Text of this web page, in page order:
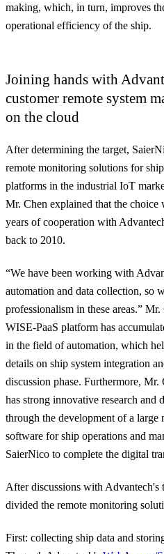
making, which, in turn, improves
operational efficiency of the ship.
Joining hands with
customer remote system
on the cloud
After determining the target,
remote monitoring solutions for
platforms in the industrial IoT
Mr. Chen explained that the choice
years of cooperation with
back to 2010.
“We have been working with
automation and data collection, so
professionalism in these areas.”
WISE-PaaS platform has
in the field of automation, which
details on ship system integration
discussion phase. Furthermore,
has strong innovative research and
through the development of a large
software for ship operations and
SaierNico to complete the digital
After discussions with Advantech's
divided the remote monitoring
First: collecting ship data and